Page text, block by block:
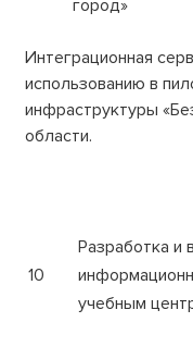
город»
Интеграционная
использованию в
инфраструктуры
области.
10
Разработка и
учебным